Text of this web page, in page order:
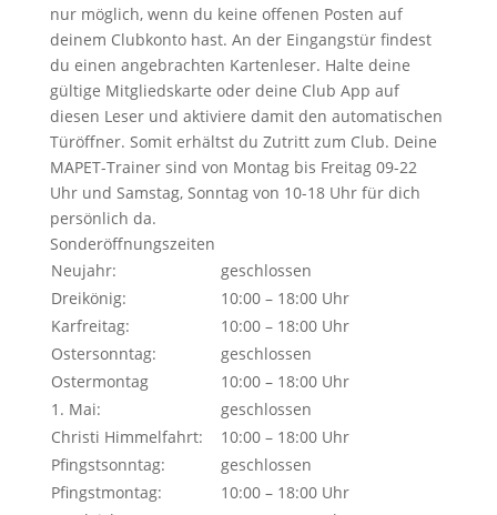
nur möglich, wenn du keine offenen Posten auf
deinem Clubkonto hast. An der Eingangstür findest
du einen angebrachten Kartenleser. Halte deine
gültige Mitgliedskarte oder deine Club App auf
diesen Leser und aktiviere damit den automatischen
Türöffner. Somit erhältst du Zutritt zum Club. Deine
MAPET-Trainer sind von Montag bis Freitag 09-22
Uhr und Samstag, Sonntag von 10-18 Uhr für dich
persönlich da.
Sonderöffnungszeiten
Neujahr:
geschlossen
Dreikönig:
10:00 – 18:00 Uhr
Karfreitag:
10:00 – 18:00 Uhr
Ostersonntag:
geschlossen
Ostermontag
10:00 – 18:00 Uhr
1. Mai:
geschlossen
Christi Himmelfahrt:
10:00 – 18:00 Uhr
Pfingstsonntag:
geschlossen
Pfingstmontag:
10:00 – 18:00 Uhr